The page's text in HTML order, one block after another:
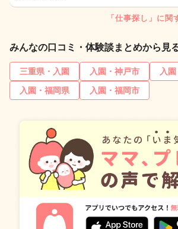
「仕事探し」に関
みんなの口コミ・体験談まとめから見
三重県・入園 入園・神戸市
入
入園・福岡県
入園・福岡市